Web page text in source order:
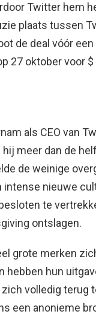
Twitter hem
plaats tussen
de deal vóór
27 oktober voor
als CEO van
meer dan de
de weinige
nieuwe
te
ontslagen.
grote merken
hebben hun
volledig terug
een anonieme